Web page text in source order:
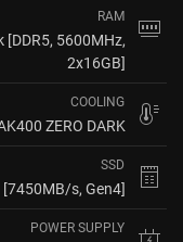
[DDR5, 5600MHz,
2x16GB]
ZERO DARK
s, Gen4]